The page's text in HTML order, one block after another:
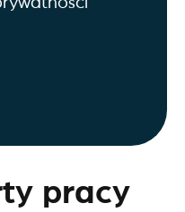
pracy